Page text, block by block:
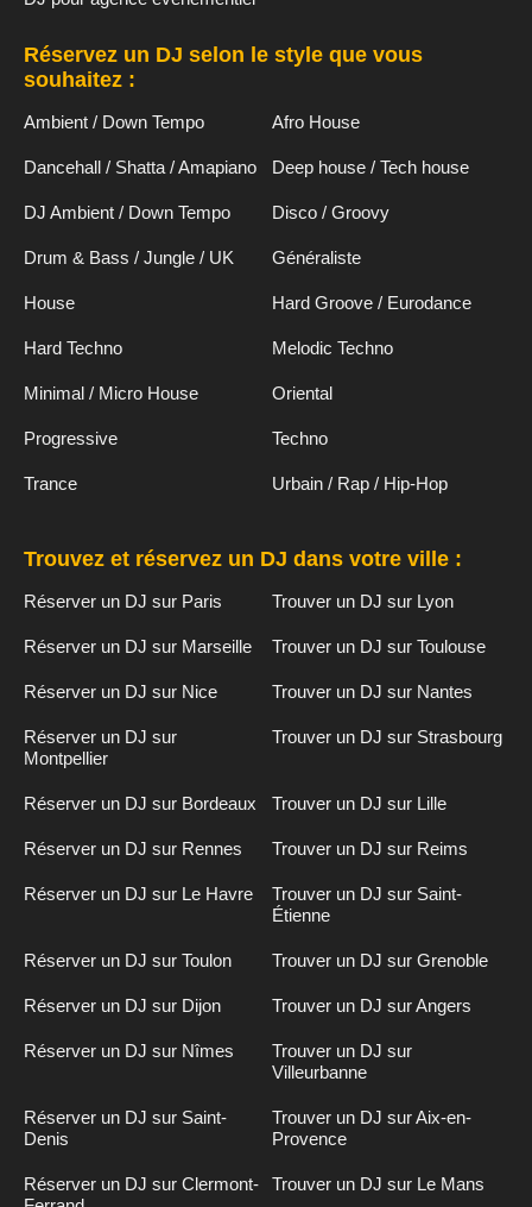
Réservez un DJ selon le style que vous
souhaitez :
Ambient / Down Tempo Afro House
Dancehall / Shatta / Amapiano Deep house / Tech house
DJ Ambient / Down Tempo Disco / Groovy
Drum & Bass / Jungle / UK Généraliste
House Hard Groove / Eurodance
Hard Techno Melodic Techno
Minimal / Micro House Oriental
Progressive Techno
Trance Urbain / Rap / Hip-Hop
Trouvez et réservez un DJ dans votre ville :
Réserver un DJ sur Paris Trouver un DJ sur Lyon
Réserver un DJ sur Marseille Trouver un DJ sur Toulouse
Réserver un DJ sur Nice Trouver un DJ sur Nantes
Réserver un DJ sur
Montpellier
Trouver un DJ sur Strasbourg
Réserver un DJ sur Bordeaux Trouver un DJ sur Lille
Réserver un DJ sur Rennes Trouver un DJ sur Reims
Réserver un DJ sur Le Havre
Trouver un DJ sur Saint-
Étienne
Réserver un DJ sur Toulon Trouver un DJ sur Grenoble
Réserver un DJ sur Dijon Trouver un DJ sur Angers
Réserver un DJ sur Nîmes
Trouver un DJ sur
Villeurbanne
Réserver un DJ sur Saint-
Denis
Trouver un DJ sur Aix-en-
Provence
Réserver un DJ sur Clermont-
Trouver un DJ sur Le Mans